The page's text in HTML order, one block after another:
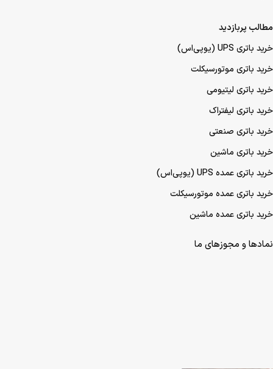
مطالب پربازدید
خرید باتری UPS (یو‌پی‌اس)
خرید باتری موتورسیکلت
خرید باتری لیتیومی
خرید باتری لیفتراک
خرید باتری صنعتی
خرید باتری ماشین
خرید باتری عمده UPS (یو‌پی‌اس)
خرید باتری عمده موتورسیکلت
خرید باتری عمده ماشین
نمادها و مجوزهای ما